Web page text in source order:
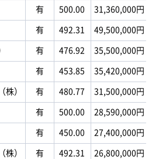
有 500.00
31,360,000円
有 492.31
49,500,000円
有 476.92
35,500,000円
有 453.85
35,420,000円
）
有 480.77
31,500,000円
有 500.00
28,590,000円
有 450.00
27,400,000円
）
有 492.31
26,800,000円